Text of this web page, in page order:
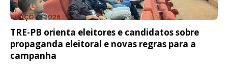
ELEIÇÕES 2026
TRE-PB orienta eleitores e candidatos sobre
propaganda eleitoral e novas regras para a
campanha